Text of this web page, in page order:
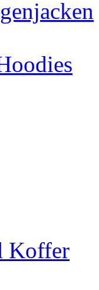
Koffer